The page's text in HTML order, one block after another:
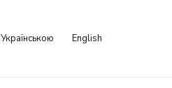
Українською English